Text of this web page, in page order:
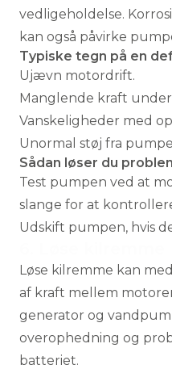
vedligeholdelse.
kan også påvirke
Typiske tegn på en
Ujævn motordrift.
Manglende kraft
Vanskeligheder med
Unormal støj fra
Sådan løser du
Test pumpen ved at
slange for at
Udskift pumpen, hvis
Løse kilremme kan
af kraft mellem
generator og
overophedning og
batteriet.